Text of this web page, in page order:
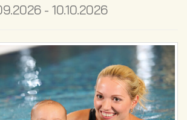
- 10.10.2026